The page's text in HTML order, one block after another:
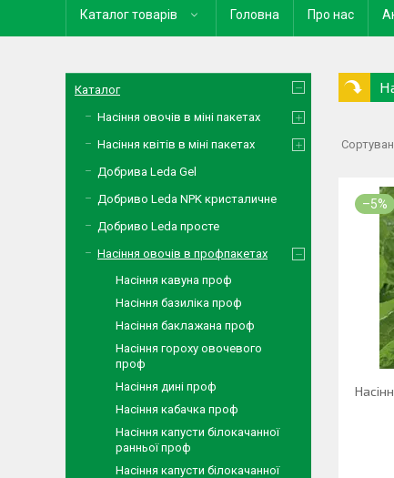
Каталог товарів Головна Про нас
–5%
Каталог
Насіння овочів в міні пакетах
Насіння квітів в міні пакетах
Добрива Leda Gel
Добриво Leda NPK кристаличне
Добриво Leda просте
Насіння овочів в профпакетах
Насіння кавуна проф
Насіння базиліка проф
Насіння баклажана проф
Насіння гороху овочевого
проф
Насіння дині проф
Насіння кабачка проф
Насіння капусти білокачанної
ранньої проф
Насіння капусти білокачанної